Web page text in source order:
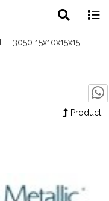
search
15x10x15x15
Product